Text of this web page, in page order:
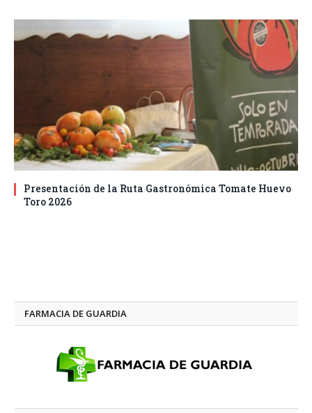
Presentación de la Ruta Gastronómica Tomate Huevo
Toro 2026
FARMACIA DE GUARDIA